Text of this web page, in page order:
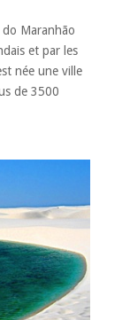
Maranhão
et par les
née une ville
de 3500